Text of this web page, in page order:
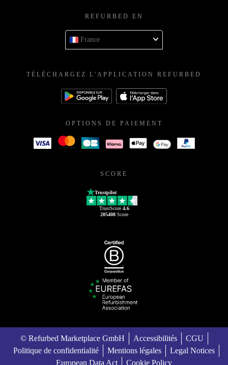
REFURBED EN
France
TÉLÉCHARGEZ L'APPLICATION REFURBED
OPTIONS DE PAIEMENT
SCORE
Trustpilot
TrustScore 4.6
205408Score
© Refurbed Marketplace GmbH Accessibilités
CGU
Politique de confidentialité
Mentions légales
Legal Notices
European Data Act
Cookie Policy